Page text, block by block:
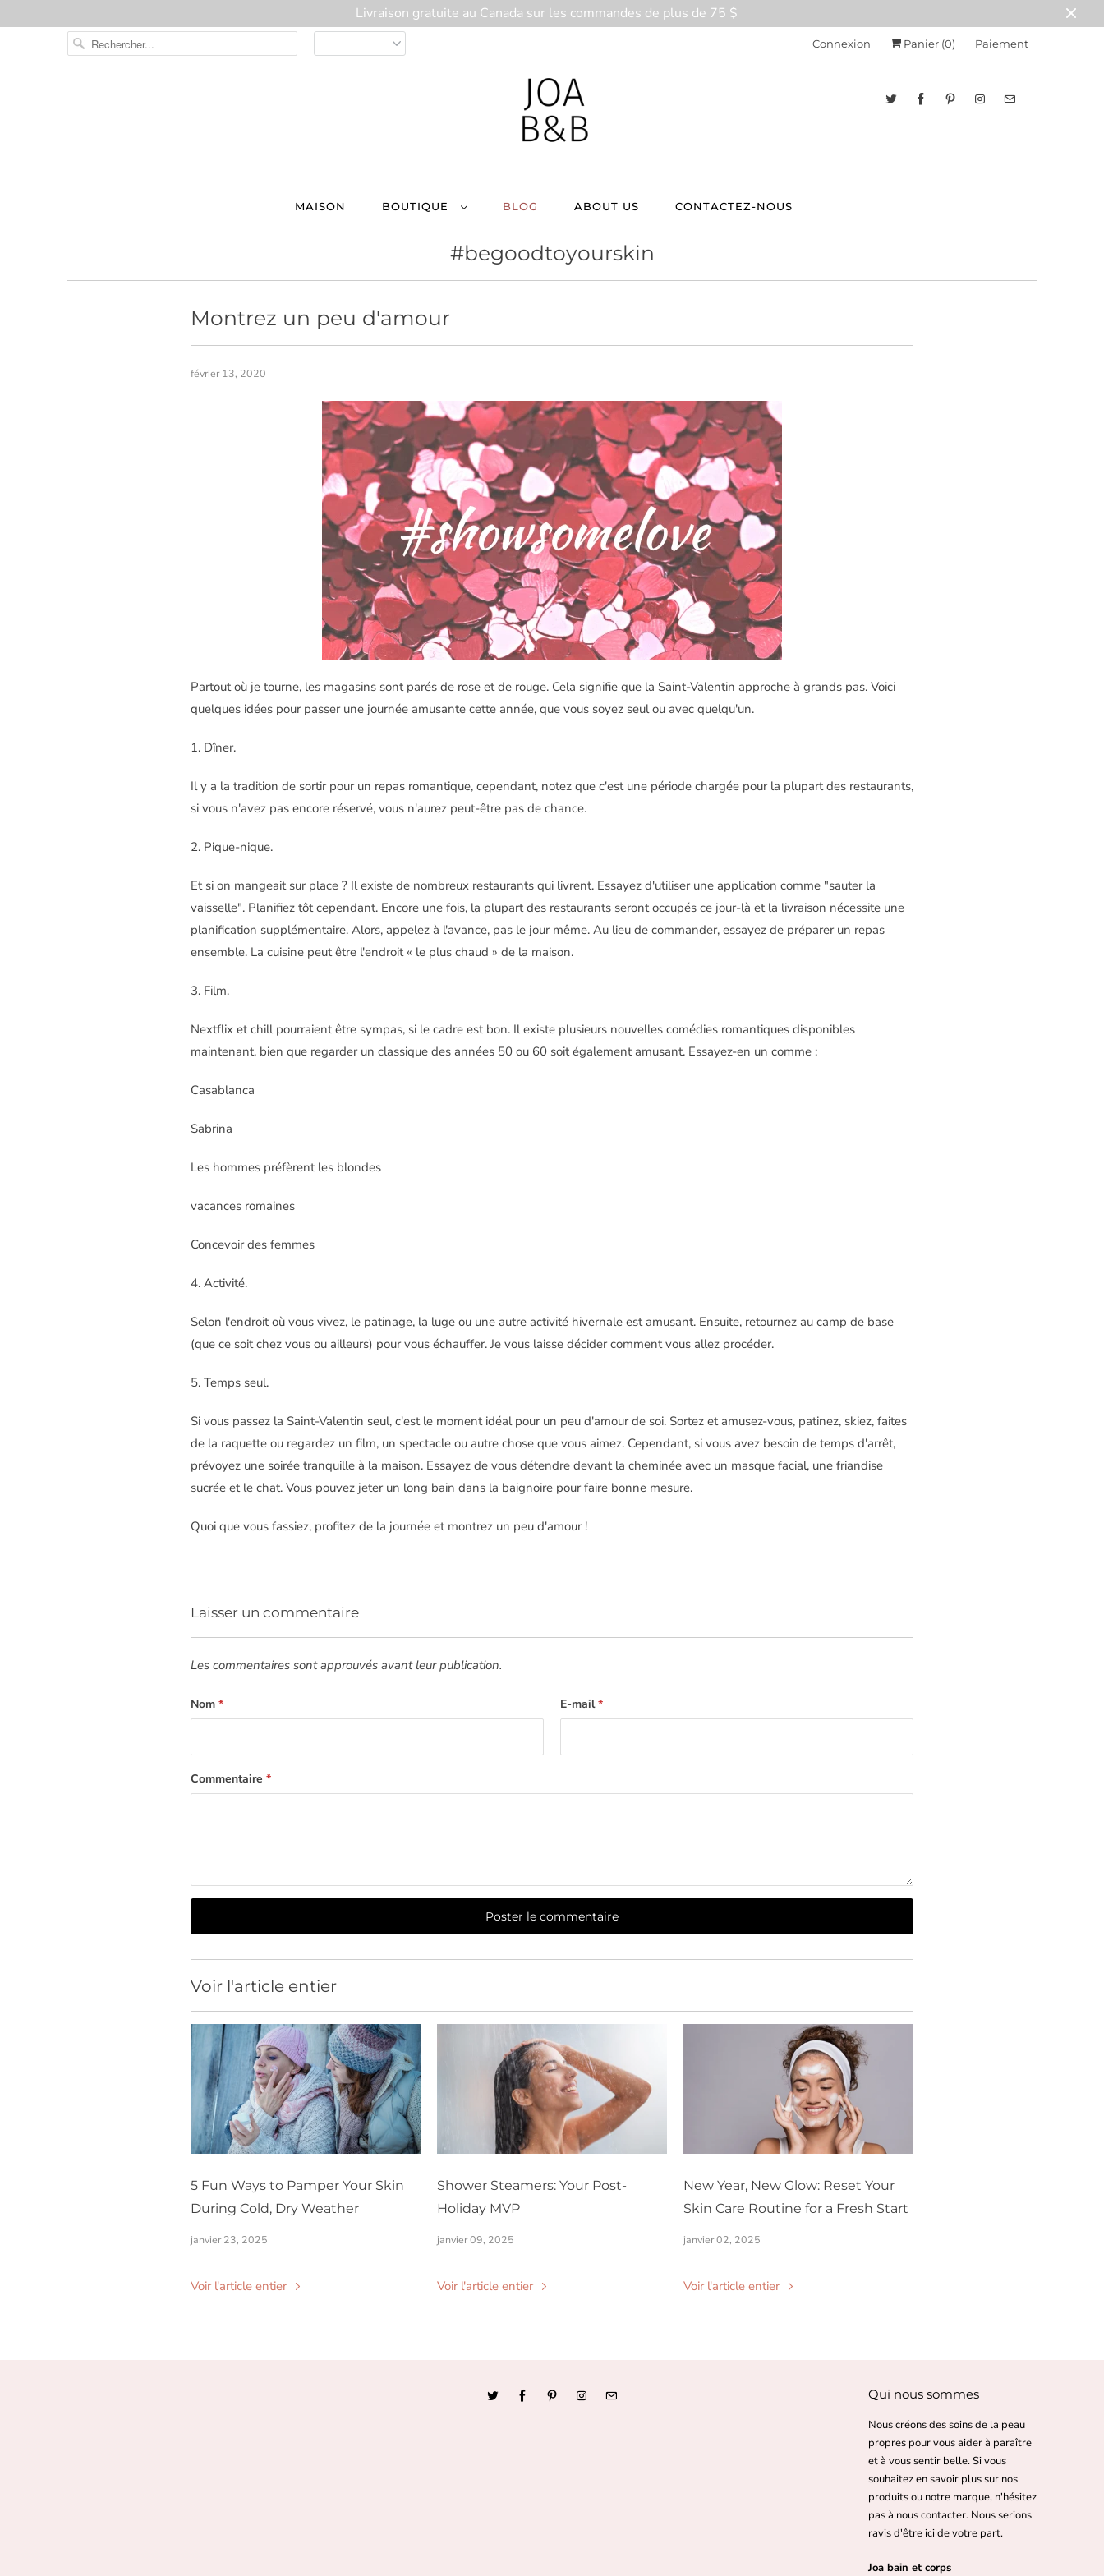
Livraison gratuite au Canada sur les commandes de plus de 75 $
Connexion Panier (0) Paiement
MAISON BOUTIQUE BLOG ABOUT US CONTACTEZ-NOUS
#begoodtoyourskin
Montrez un peu d'amour
février 13, 2020
Partout où je tourne, les magasins sont parés de rose et de rouge. Cela signifie que la Saint-Valentin approche à grands pas. Voici
quelques idées pour passer une journée amusante cette année, que vous soyez seul ou avec quelqu'un.
1. Dîner.
Il y a la tradition de sortir pour un repas romantique, cependant, notez que c'est une période chargée pour la plupart des restaurants,
si vous n'avez pas encore réservé, vous n'aurez peut-être pas de chance.
2. Pique-nique.
Et si on mangeait sur place ? Il existe de nombreux restaurants qui livrent. Essayez d'utiliser une application comme "sauter la
vaisselle". Planifiez tôt cependant. Encore une fois, la plupart des restaurants seront occupés ce jour-là et la livraison nécessite une
planification supplémentaire. Alors, appelez à l'avance, pas le jour même. Au lieu de commander, essayez de préparer un repas
ensemble. La cuisine peut être l'endroit « le plus chaud » de la maison.
3. Film.
Nextflix et chill pourraient être sympas, si le cadre est bon. Il existe plusieurs nouvelles comédies romantiques disponibles
maintenant, bien que regarder un classique des années 50 ou 60 soit également amusant. Essayez-en un comme :
Casablanca
Sabrina
Les hommes préfèrent les blondes
vacances romaines
Concevoir des femmes
4. Activité.
Selon l'endroit où vous vivez, le patinage, la luge ou une autre activité hivernale est amusant. Ensuite, retournez au camp de base
(que ce soit chez vous ou ailleurs) pour vous échauffer. Je vous laisse décider comment vous allez procéder.
5. Temps seul.
Si vous passez la Saint-Valentin seul, c'est le moment idéal pour un peu d'amour de soi. Sortez et amusez-vous, patinez, skiez, faites
de la raquette ou regardez un film, un spectacle ou autre chose que vous aimez. Cependant, si vous avez besoin de temps d'arrêt,
prévoyez une soirée tranquille à la maison. Essayez de vous détendre devant la cheminée avec un masque facial, une friandise
sucrée et le chat. Vous pouvez jeter un long bain dans la baignoire pour faire bonne mesure.
Quoi que vous fassiez, profitez de la journée et montrez un peu d'amour !
Laisser un commentaire
Les commentaires sont approuvés avant leur publication.
Nom * E-mail*
Commentaire *
Voir l'article entier
5 Fun Ways to Pamper Your Skin
During Cold, Dry Weather
janvier 23, 2025
Voir l'article entier
Shower Steamers: Your Post-
Holiday MVP
janvier 09, 2025
Voir l'article entier
New Year, New Glow: Reset Your
Skin Care Routine for a Fresh Start
janvier 02, 2025
Voir l'article entier
Qui nous sommes
Nous créons des soins de la peau
propres pour vous aider à paraître
et à vous sentir belle. Si vous
souhaitez en savoir plus sur nos
produits ou notre marque, n'hésitez
pas à nous contacter. Nous serions
ravis d'être ici de votre part.
Joa bain et corps